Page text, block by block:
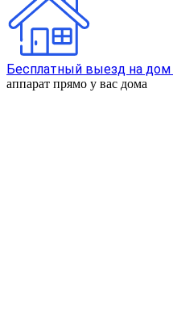
Бесплатный выезд на дом
аппарат прямо у вас дома